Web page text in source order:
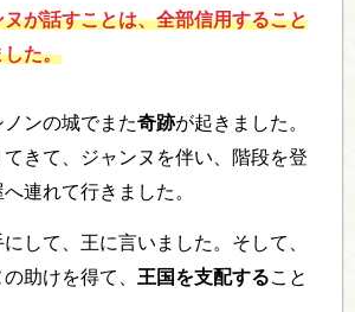
が話すことは、全部信用すること
した。
ンの城でまた奇跡が起きました。
きて、ジャンヌを伴い、階段を登
連れて行きました。
して、王に言いました。そして、
助けを得て、 王国を支配すること